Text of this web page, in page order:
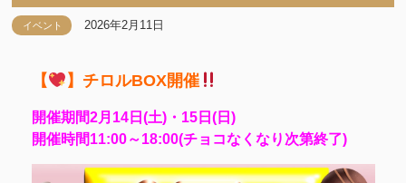
イベント 2026年2月11日
【 】チロルBOX開催
開催期間2月14日(土)・15日(日)
開催時間11:00～18:00(チョコなくなり次第終了)